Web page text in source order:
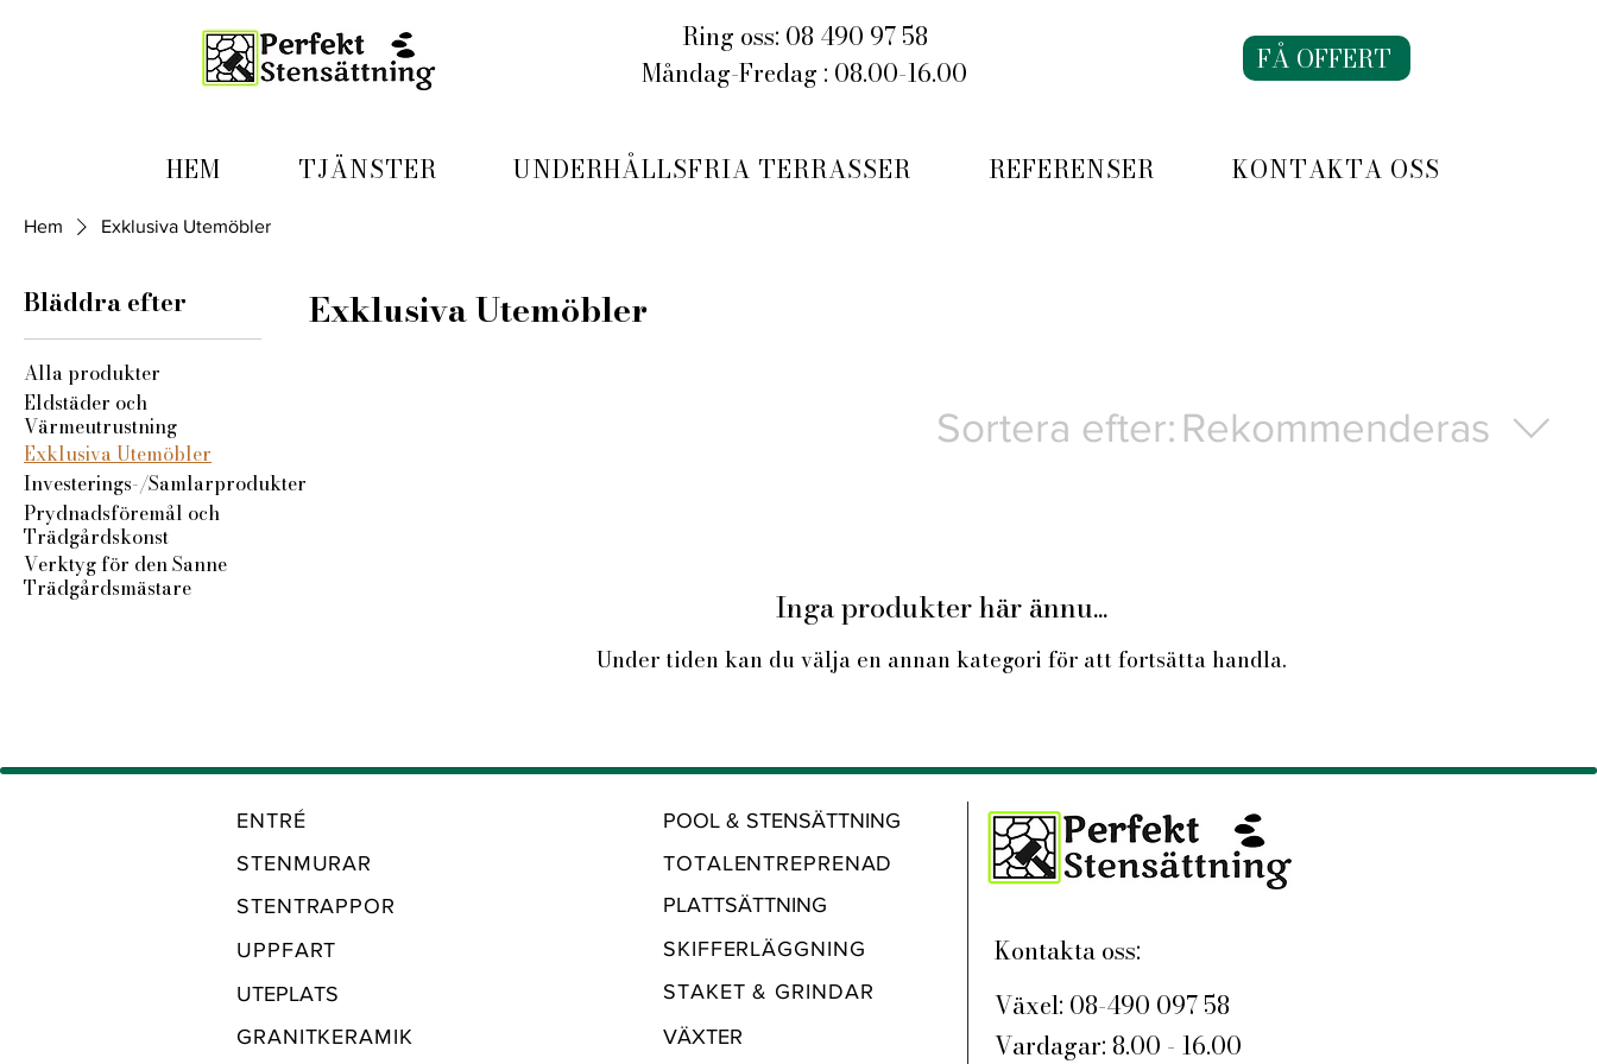
Ring oss: 08 490 97 58
Måndag-Fredag : 08.00-16.00
FÅ OFFERT
HEM TJÄNSTER UNDERHÅLLSFRIA TERRASSER REFERENSER KONTAKTA OSS
Hem Exklusiva Utemöbler
Bläddra efter
Alla produkter
Eldstäder och
Värmeutrustning
Exklusiva Utemöbler
Investerings-/Samlarprodukter
Prydnadsföremål och
Trädgårdskonst
Verktyg för den Sanne
Trädgårdsmästare
Exklusiva Utemöbler
Sortera efter: Rekommenderas
Inga produkter här ännu...
Under tiden kan du välja en annan kategori för att fortsätta handla.
ENTRÉ
STENMURAR
STENTRAPPOR
UPPFART
UTEPLATS
GRANITKERAMIK
POOL & STENSÄTTNING
TOTALENTREPRENAD
PLATTSÄTTNING
SKIFFERLÄGGNING
STAKET & GRINDAR
VÄXTER
Kontakta oss:
Växel: 08-490 097 58
Vardagar: 8.00 - 16.00